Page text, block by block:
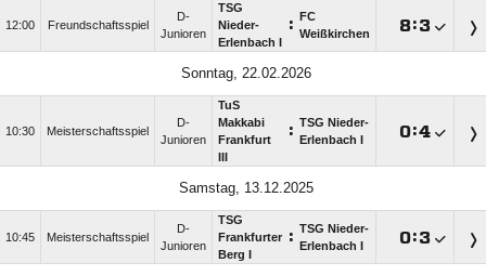
12:00 Freundschaftsspiel
D-
Junioren
TSG
Nieder-
Erlenbach I
:
FC
Weißkirchen
:
Sonntag, 22.02.2026
10:30 Meisterschaftsspiel
D-
Junioren
TuS
Makkabi
Frankfurt
: TSG Nieder-
Erlenbach I
:
Samstag, 13.12.2025
10:45 Meisterschaftsspiel
D-
Junioren
TSG
Frankfurter
Berg I
: TSG Nieder-
Erlenbach I
: